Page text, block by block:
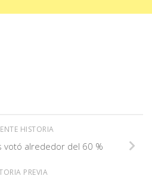
HISTORIA
votó alrededor del 60 %
PREVIA